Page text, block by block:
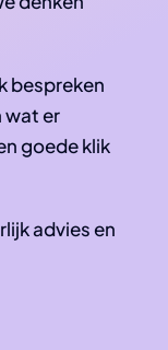
bespreken
wat er
goede klik
advies en